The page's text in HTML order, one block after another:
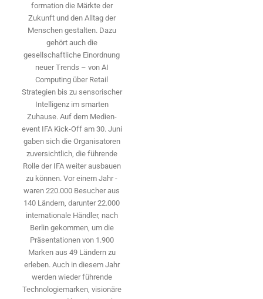
formation die Märkte der
Zukunft und den Alltag der
Menschen gestalten. Dazu
gehört auch die
gesellschaftliche Einordnung
neuer Trends – von AI
Computing über Retail
Strategien bis zu sensorischer
Intelligenz im smarten
Zuhause. Auf dem Medien­
event IFA Kick-Off am 30. Juni
gaben sich die Organisatoren
zuversichtlich, die führende
Rolle der IFA weiter ausbauen
zu können. Vor einem Jahr ­
waren 220.000 Besucher aus
140 ­Ländern, ­darunter 22.000
internationale Händler, nach
Berlin gekommen, um die
Präsen­tationen von 1.900
Marken aus 49 Ländern zu
erleben. Auch in diesem Jahr
werden wieder führende
Technologiemarken, visionäre